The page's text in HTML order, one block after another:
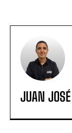
JUAN